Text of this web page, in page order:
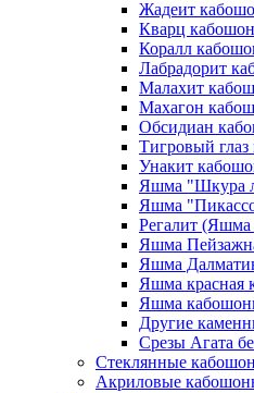
Жадеит
Кварц
Коралл
Лабрадорит
Малахит
Махагон
Обсидиан
Тигровый
Унакит
Яшма "Шкура
Яшма
Регалит
Яшма
Яшма
Яшма красная
Яшма
Другие
Срезы Агата
Стеклянные
Акриловые